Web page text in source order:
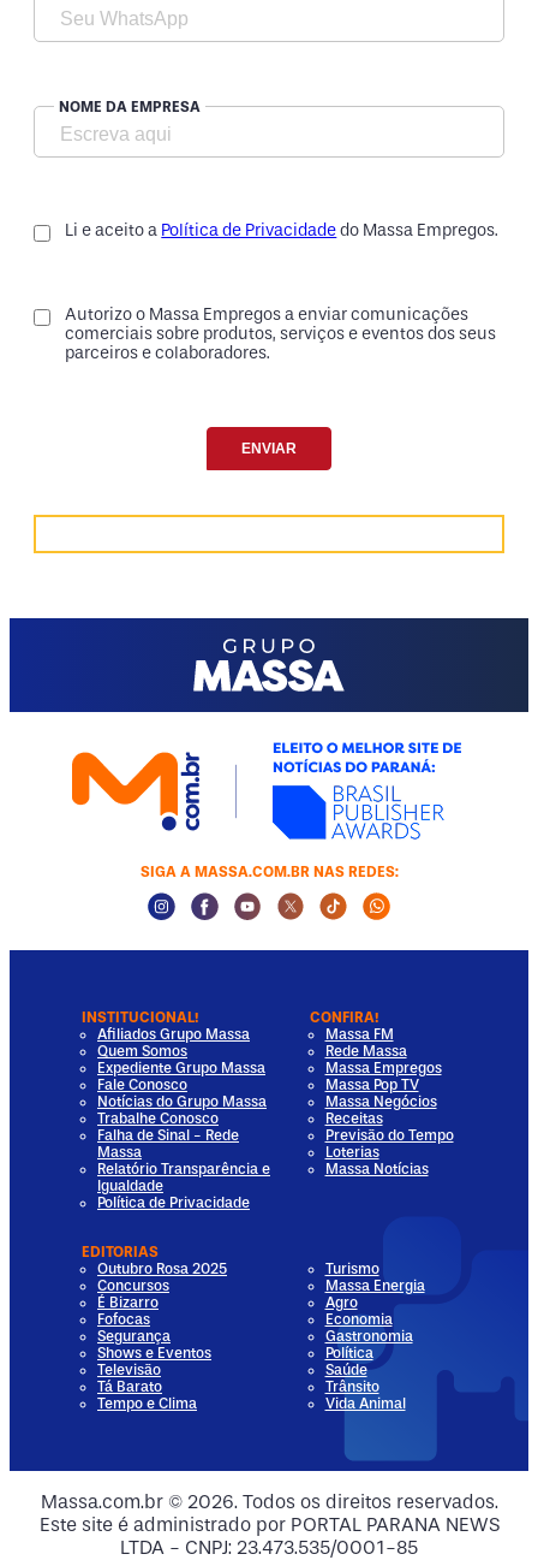
Media
Media
Media
NOME DA EMPRESA
Li e aceito a Política de Privacidadedo Massa Empregos.
Autorizo o Massa Empregos a enviar comunicações
comerciais sobre produtos, serviços e eventos dos seus
parceiros e colaboradores.
SIGA A MASSA.COM.BR NAS REDES:
Instagram Social Media
Facebook Social Media
Youtube Social Media
Twitter Social Media
Tiktok Social Media
Whatsapp
INSTITUCIONAL!
Afiliados Grupo Massa
Quem Somos
Expediente Grupo Massa
Fale Conosco
Notícias do Grupo Massa
Trabalhe Conosco
Falha de Sinal - Rede
Massa
Relatório Transparência e
Igualdade
Política de Privacidade
CONFIRA!
Massa FM
Rede Massa
Massa Empregos
Massa Pop TV
Massa Negócios
Receitas
Previsão do Tempo
Loterias
Massa Notícias
EDITORIAS
Outubro Rosa 2025
Concursos
É Bizarro
Fofocas
Segurança
Shows e Eventos
Televisão
Tá Barato
Tempo e Clima
Turismo
Massa Energia
Agro
Economia
Gastronomia
Política
Saúde
Trânsito
Vida Animal
Massa.com.br © 2026. Todos os direitos reservados.
Este site é administrado por PORTAL PARANA NEWS
LTDA - CNPJ: 23.473.535/0001-85